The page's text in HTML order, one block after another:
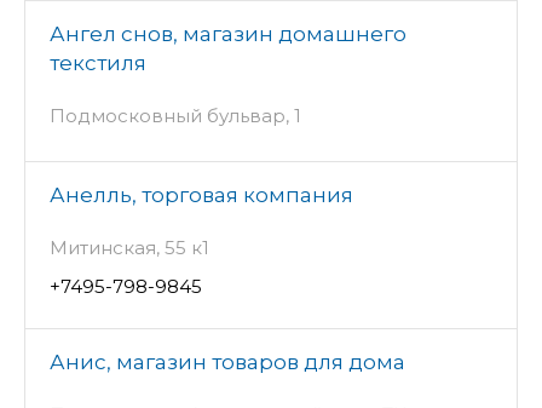
Ангел снов, магазин домашнего
текстиля
Подмосковный бульвар, 1
Анелль, торговая компания
Митинская, 55 к1
+7495-798-9845
Анис, магазин товаров для дома